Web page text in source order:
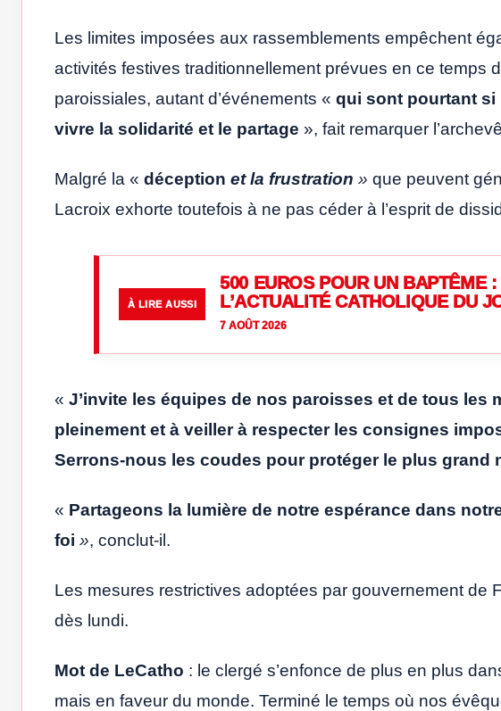
Les limites imposées aux rassemblements empêchent
activités festives traditionnellement prévues en ce temps
paroissiales, autant d’événements « qui sont pourtant
vivre la solidarité et le partage », fait remarquer
Malgré la « déception et la frustration » que peuvent
Lacroix exhorte toutefois à ne pas céder à l’esprit de
À LIRE AUSSI
500 EUROS POUR UN BAPTÊME
L’ACTUALITÉ CATHOLIQUE DU
7 AOÛT 2026
« J’invite les équipes de nos paroisses et de tous les
pleinement et à veiller à respecter les consignes
Serrons-nous les coudes pour protéger le plus grand
« Partageons la lumière de notre espérance dans
foi », conclut-il.
Les mesures restrictives adoptées par gouvernement de
dès lundi.
Mot de LeCatho : le clergé s’enfonce de plus en plus
mais en faveur du monde. Terminé le temps où nos